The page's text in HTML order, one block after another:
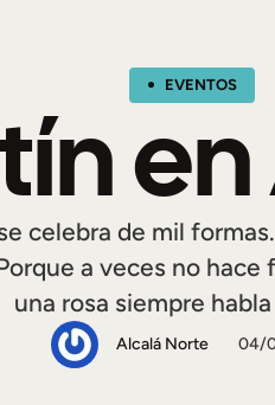
EVENTOS
celebra de mil
a veces no
una rosa siempre
Alcalá Norte 04/